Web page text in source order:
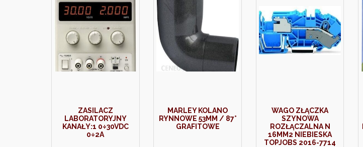
ZASILACZ
LABORATORYJNY
KANAŁY:1 0÷30VDC
0÷2A
MARLEY KOLANO
RYNNOWE 53MM / 87°
GRAFITOWE
WAGO ZŁĄCZKA
SZYNOWA
ROZŁĄCZALNA N
16MM2 NIEBIESKA
TOPJOBS 2016-7714